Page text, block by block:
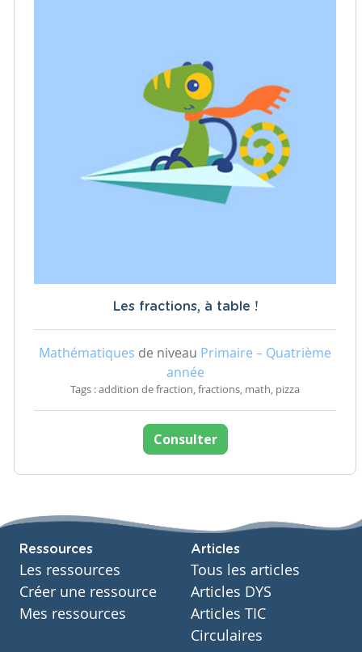
Les fractions, à table !
Mathématiques de niveau Primaire – Quatrième
année
Tags : addition de fraction, fractions, math, pizza
Consulter
Ressources
Les ressources
Créer une ressource
Mes ressources
Articles
Tous les articles
Articles DYS
Articles TIC
Circulaires